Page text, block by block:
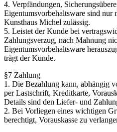
4. Verpfändungen,
Eigentumsvorbehaltsware sind
Kunsthaus Michel zulässig.
5. Leistet der Kunde bei
Zahlungsverzug, nach Mahnung
Eigentumsvorbehaltsware
trägt der Kunde.
§7 Zahlung
1. Die Bezahlung kann, abhängig
per Lastschrift, Kreditkarte,
Details sind den Liefer- und
2. Bei Vorliegen eines wichtigen
berechtigt, Vorauskasse zu